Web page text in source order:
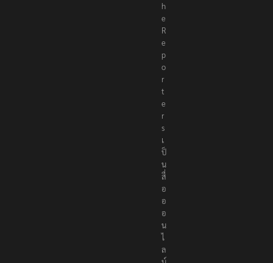
h
e
R
e
p
o
r
t
e
r
s
เ
ป็
น
สื่
อ
อ
อ
น
ไ
ล